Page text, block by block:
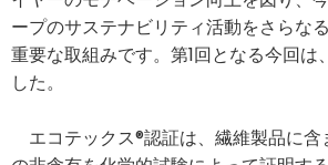
ープのサステナビリティ活動をさらな
重要な取組みです。第1回となる今回は
した。
エコテックス®認証は、繊維製品に含